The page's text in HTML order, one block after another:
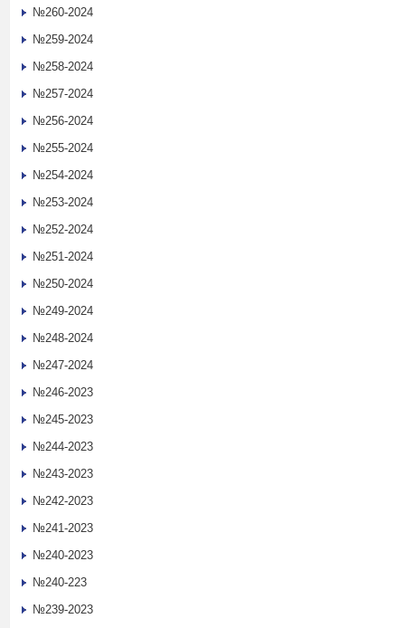
№260-2024
№259-2024
№258-2024
№257-2024
№256-2024
№255-2024
№254-2024
№253-2024
№252-2024
№251-2024
№250-2024
№249-2024
№248-2024
№247-2024
№246-2023
№245-2023
№244-2023
№243-2023
№242-2023
№241-2023
№240-2023
№240-223
№239-2023